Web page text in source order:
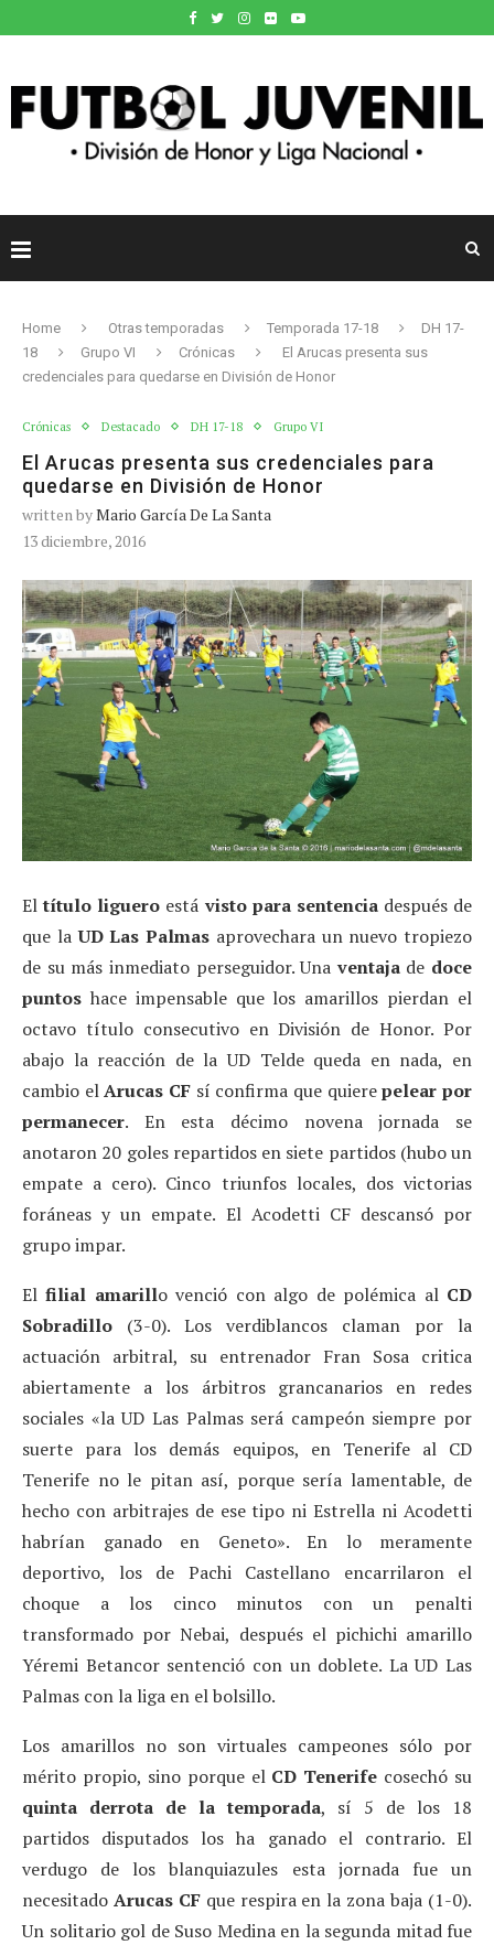
Home Otras temporadas Temporada 17-18
DH 17-
18
Grupo VI Crónicas
El Arucas presenta sus
credenciales para quedarse en División de Honor
Crónicas Destacado DH 17-18 Grupo VI
El Arucas presenta sus credenciales para
quedarse en División de Honor
written byMario García De La Santa
13 diciembre, 2016
Eltítulo liguero está visto para sentenciadespués de
que laUD Las Palmas aprovechara un nuevo tropiezo
de su más inmediato perseguidor. Una ventajade doce
puntos hace impensable que los amarillos pierdan el
octavo título consecutivo en División de Honor. Por
abajo la reacción de la UD Telde queda en nada, en
cambio elArucas CF sí confirma que quierepelear por
permanecer. En esta décimo novena jornada se
anotaron 20 goles repartidos en siete partidos (hubo un
empate a cero). Cinco triunfos locales, dos victorias
foráneas y un empate. El Acodetti CF descansó por
grupo impar.
Elfilial amarillo venció con algo de polémica al CD
Sobradillo (3-0). Los verdiblancos claman por la
actuación arbitral, su entrenador Fran Sosa critica
abiertamente a los árbitros grancanarios en redes
sociales «la UD Las Palmas será campeón siempre por
suerte para los demás equipos, en Tenerife al CD
Tenerife no le pitan así, porque sería lamentable, de
hecho con arbitrajes de ese tipo ni Estrella ni Acodetti
habrían ganado en Geneto». En lo meramente
deportivo, los de Pachi Castellano encarrilaron el
choque a los cinco minutos con un penalti
transformado por Nebai, después el pichichi amarillo
Yéremi Betancor sentenció con un doblete. La UD Las
Palmas con la liga en el bolsillo.
Los amarillos no son virtuales campeones sólo por
mérito propio, sino porque el CD Tenerife cosechó su
quinta derrota de la temporada, sí 5 de los 18
partidos disputados los ha ganado el contrario. El
verdugo de los blanquiazules esta jornada fue un
necesitado Arucas CFque respira en la zona baja (1-0).
Un solitario gol de Suso Medina en la segunda mitad fue